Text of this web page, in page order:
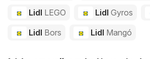
Lidl LEGO Lidl Gyros
Lidl Bors Lidl Mangó